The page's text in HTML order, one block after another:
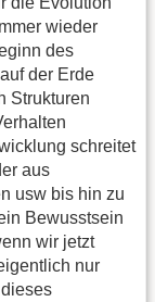
wieder
des
der Erde
Strukturen
schreitet
aus
usw bis hin zu
Bewusstsein
wir jetzt
nur